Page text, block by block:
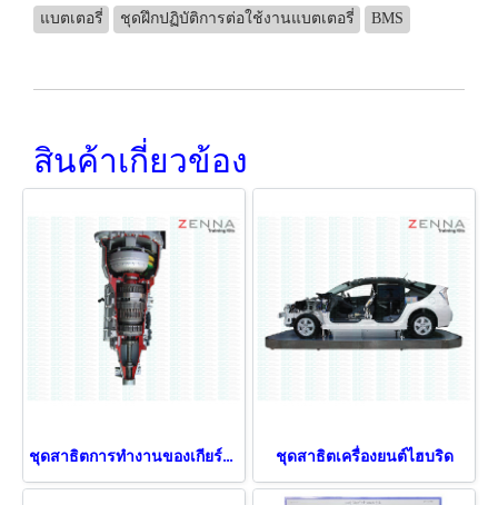
แบตเตอรี่ ชุดฝึกปฏิบัติการต่อใช้งานแบตเตอรี่ BMS
สินค้าเกี่ยวข้อง
ชุดสาธิตการทำงานของเกียร์อัตโนมัติ ชุดสาธิตเครื่องยนต์ไฮบริด